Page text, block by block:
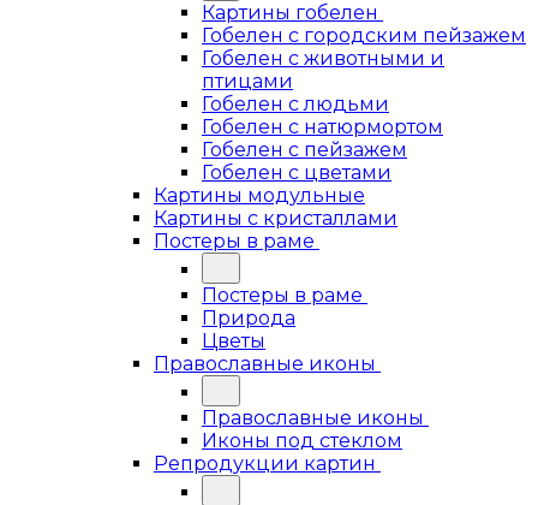
Картины гобелен
Гобелен с городским пейзажем
Гобелен с животными и
птицами
Гобелен с людьми
Гобелен с натюрмортом
Гобелен с пейзажем
Гобелен с цветами
Картины модульные
Картины с кристаллами
Постеры в раме
Постеры в раме
Природа
Цветы
Православные иконы
Православные иконы
Иконы под стеклом
Репродукции картин